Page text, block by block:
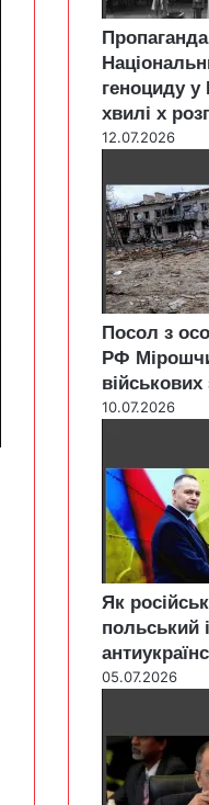
геноциду у
хвилі х
12.07.2026
Посол з
РФ
10.07.2026
Як
польський
05.07.2026